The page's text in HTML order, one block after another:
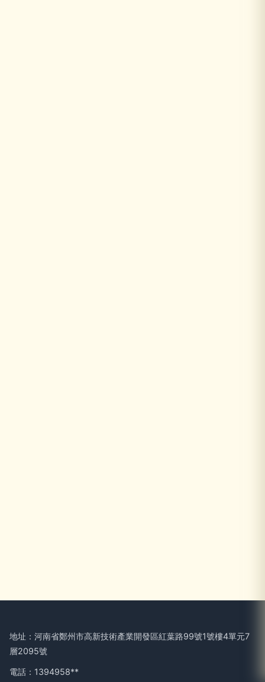
地址：河南省鄭州市高新技術產業開發區紅葉路99號1號樓4單元7
層2095號
電話：1394958**